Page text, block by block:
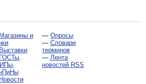
Магазины и
Выставки
ГОСТы,
Новости
— Опросы
— Словари
терминов
— Лента
новостей RSS